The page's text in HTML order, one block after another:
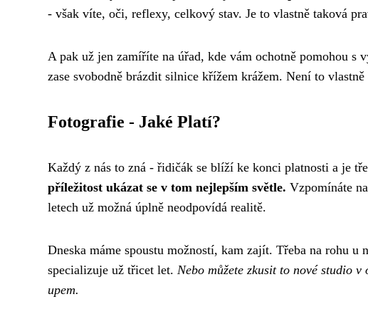
- však víte, oči, reflexy, celkový stav. Je to vlastně taková
A pak už jen zamíříte na úřad, kde vám ochotně pomohou s
zase svobodně brázdit silnice křížem krážem. Není to vlastně
Fotografie - Jaké Platí?
Každý z nás to zná - řidičák se blíží ke konci platnosti a je
příležitost ukázat se v tom nejlepším světle. Vzpomínáte
letech už možná úplně neodpovídá realitě.
Dneska máme spoustu možností, kam zajít. Třeba na rohu
specializuje už třicet let. Nebo můžete zkusit to nové studio
upem.